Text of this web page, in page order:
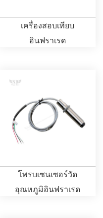
เครื่องสอบเทียบ
อินฟราเรด
โพรบเซนเซอร์วัด
อุณหภูมิอินฟราเรด